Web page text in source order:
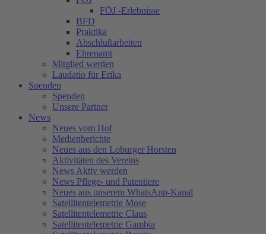
FÖJ -Erlebnisse
BFD
Praktika
Abschlußarbeiten
Ehrenamt
Mitglied werden
Laudatio für Erika
Spenden
Spenden
Unsere Partner
News
Neues vom Hof
Medienberichte
Neues aus den Loburger Horsten
Aktivitäten des Vereins
News Aktiv werden
News Pflege- und Patentiere
Neues aus unserem WhatsApp-Kanal
Satellitentelemetrie Mose
Satellitentelemetrie Claus
Satellitentelemetrie Gambia